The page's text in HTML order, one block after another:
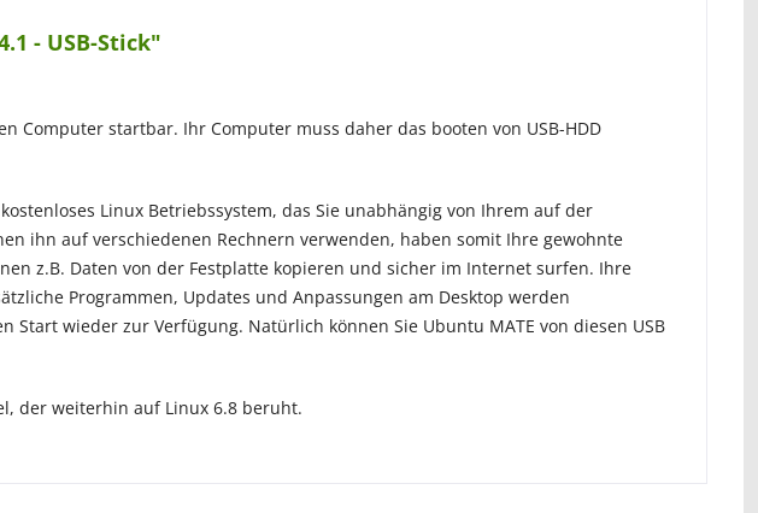
- USB-Stick"
Computer startbar. Ihr Computer muss daher das booten von USB-HDD
Linux Betriebssystem, das Sie unabhängig von Ihrem auf der
ihn auf verschiedenen Rechnern verwenden, haben somit Ihre gewohnte
z.B. Daten von der Festplatte kopieren und sicher im Internet surfen. Ihre
Programmen, Updates und Anpassungen am Desktop werden
wieder zur Verfügung. Natürlich können Sie Ubuntu MATE von diesen USB
der weiterhin auf Linux 6.8 beruht.